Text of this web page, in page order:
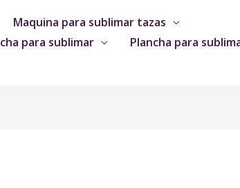
Maquina para sublimar tazas
para sublimar
Plancha para